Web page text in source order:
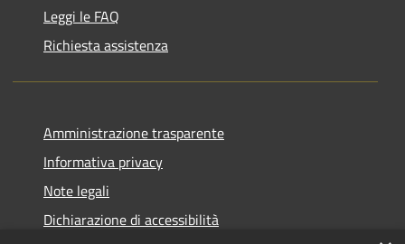
Leggi le FAQ
Richiesta assistenza
Amministrazione trasparente
Informativa privacy
Note legali
Dichiarazione di accessibilità